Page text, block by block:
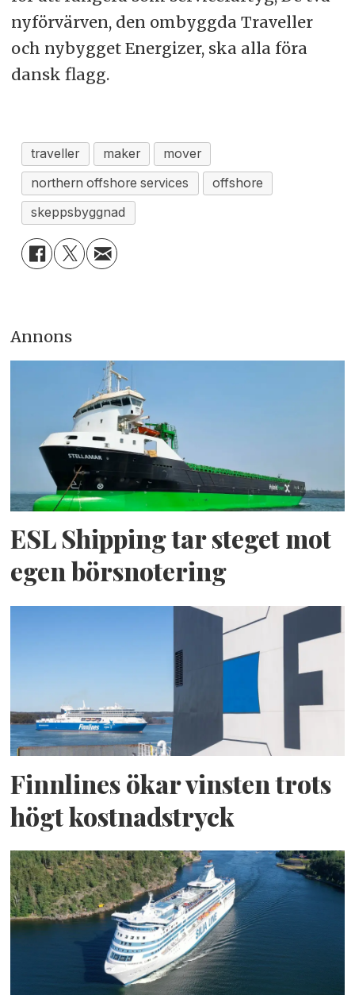
nyförvärven, den ombyggda Traveller
och nybygget Energizer, ska alla föra
dansk flagg.
traveller maker
mover
northern offshore services
offshore
skeppsbyggnad
Annons
ESL Shipping tar steget mot
egen börsnotering
Finnlines ökar vinsten trots
högt kostnadstryck